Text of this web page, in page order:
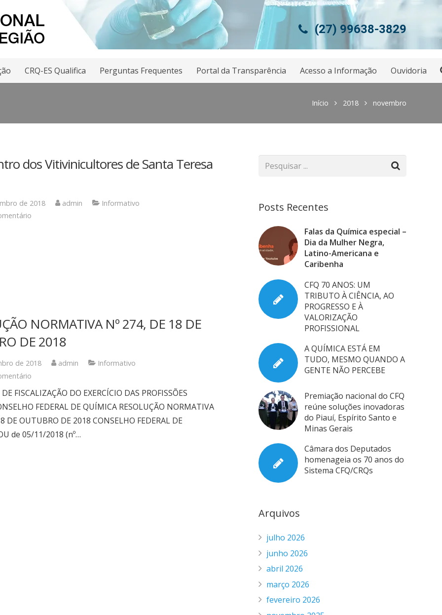
(27) 99638-3829
CRQ-ES Qualifica Perguntas Frequentes Portal da Transparência Acesso a Informação Ouvidoria
Início 2018 novembro
dos Vitivinicultores de Santa Teresa
de 2018 admin
Informativo
NORMATIVA Nº 274, DE 18 DE
DE 2018
de 2018 admin
Informativo
FISCALIZAÇÃO DO EXERCÍCIO DAS PROFISSÕES
FEDERAL DE QUÍMICA RESOLUÇÃO NORMATIVA
DE OUTUBRO DE 2018 CONSELHO FEDERAL DE
de 05/11/2018 (nº…
Posts Recentes
Falas da Química especial –
Dia da Mulher Negra,
Latino-Americana e
Caribenha
CFQ 70 ANOS: UM
TRIBUTO À CIÊNCIA, AO
PROGRESSO E À
VALORIZAÇÃO
PROFISSIONAL
A QUÍMICA ESTÁ EM
TUDO, MESMO QUANDO A
GENTE NÃO PERCEBE
Premiação nacional do CFQ
reúne soluções inovadoras
do Piauí, Espírito Santo e
Minas Gerais
Câmara dos Deputados
homenageia os 70 anos do
Sistema CFQ/CRQs
Arquivos
julho 2026
junho 2026
abril 2026
março 2026
fevereiro 2026